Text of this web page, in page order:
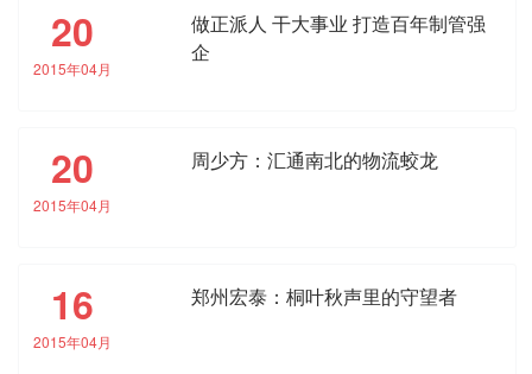
20
2015年04月
做正派人 干大事业 打造百年制管强
企
20
2015年04月
周少方：汇通南北的物流蛟龙
16
2015年04月
郑州宏泰：桐叶秋声里的守望者